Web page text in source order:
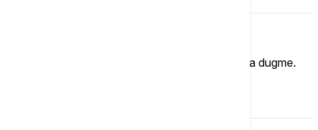
Ukoliko želite da ostavite komentar, kliknite na dugme.